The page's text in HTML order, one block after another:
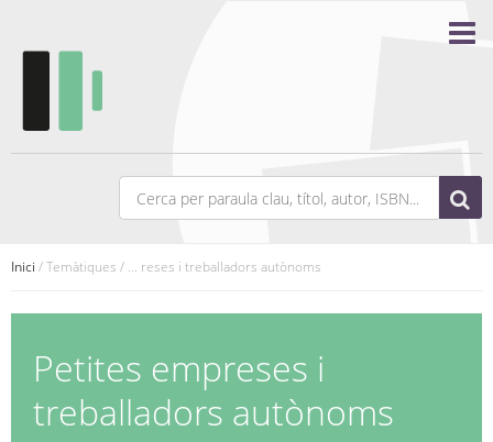
Inici / Temàtiques / ... reses i treballadors autònoms
Petites empreses i
treballadors autònoms